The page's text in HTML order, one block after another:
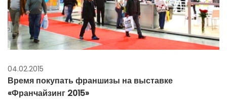
04.02.2015
Время покупать франшизы на выставке
«Франчайзинг 2015»